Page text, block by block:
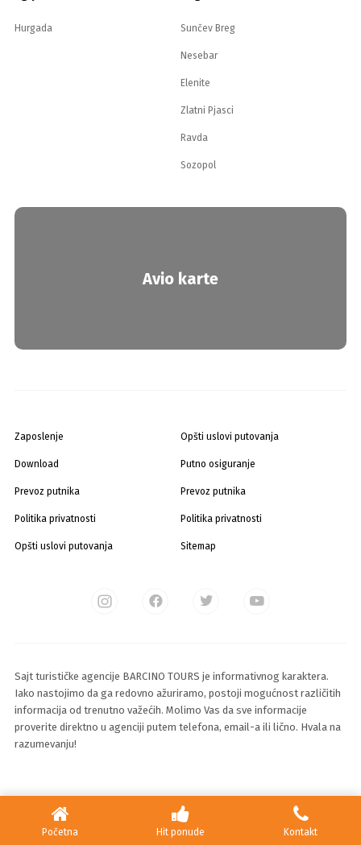
Hurgada Sunčev Breg
Nesebar
Elenite
Zlatni Pjasci
Ravda
Sozopol
Avio karte
Zaposlenje
Download
Prevoz putnika
Politika privatnosti
Opšti uslovi putovanja
Opšti uslovi putovanja
Putno osiguranje
Prevoz putnika
Politika privatnosti
Sitemap
Sajt turističke agencije BARCINO TOURS je informativnog karaktera.
Iako nastojimo da ga redovno ažuriramo, postoji mogućnost različitih
informacija od trenutno važećih. Molimo Vas da sve informacije
proverite direktno u agenciji putem telefona, email-a ili lično. Hvala na
razumevanju!
© 2025 Sva prava zadržava Barcino Travel d.o.o
Početna
Hit ponude Kontakt